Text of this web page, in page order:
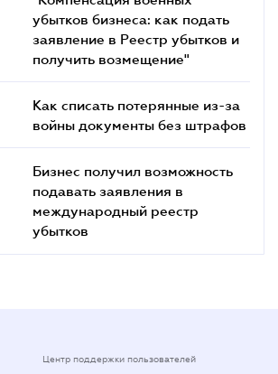
убытков бизнеса: как подать
заявление в Реестр убытков и
получить возмещение"
Как списать потерянные из-за
войны документы без штрафов
Бизнес получил возможность
подавать заявления в
международный реестр
убытков
Центр поддержки пользователей